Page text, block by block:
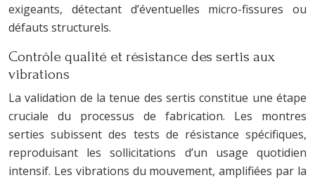
exigeants, détectant d’éventuelles micro-fissures ou
défauts structurels.
Contrôle qualité et résistance des sertis aux
vibrations
La validation de la tenue des sertis constitue une étape
cruciale du processus de fabrication. Les montres
serties subissent des tests de résistance spécifiques,
reproduisant les sollicitations d’un usage quotidien
intensif. Les vibrations du mouvement, amplifiées par la